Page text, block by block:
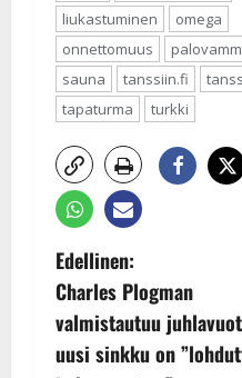
liukastuminen
omega
onnettomuus
sauna
tanssiin.fi
tapaturma
turkki
P
o
s
Edellinen:
Charles Plogman
valmistautuu
uusi sinkku on